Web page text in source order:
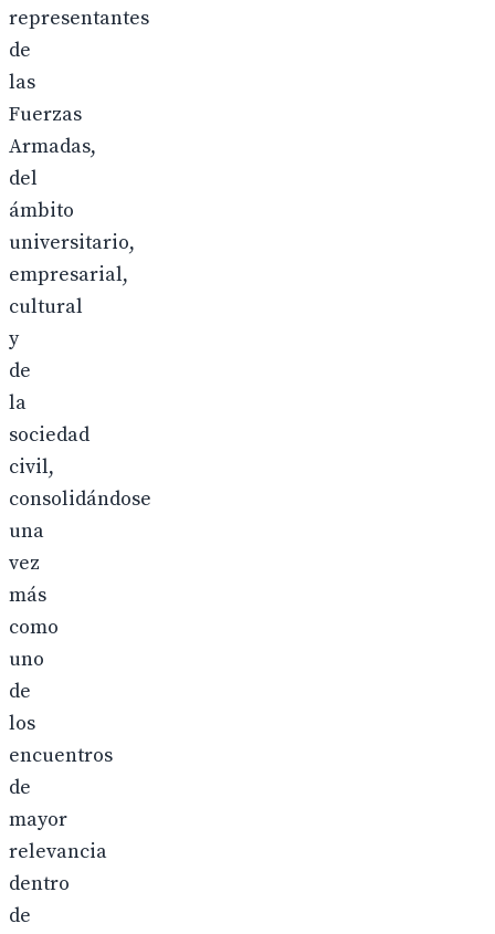
representantes
de
las
Fuerzas
Armadas,
del
ámbito
universitario,
empresarial,
cultural
y
de
la
sociedad
civil,
consolidándose
una
vez
más
como
uno
de
los
encuentros
de
mayor
relevancia
dentro
de